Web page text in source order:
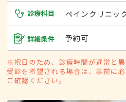
診療科目 ペインクリニッ
詳細条件 予約可
※祝日のため、診療時間が通常と異
受診を希望される場合は、事前に
ご確認ください。